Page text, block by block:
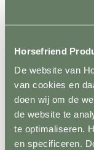
Horsefriend
De website van
van cookies en
doen wij om de
de website te
te optimaliseren.
en specificeren.
Stap/draf
Sale
+31(0)546
Webshop home